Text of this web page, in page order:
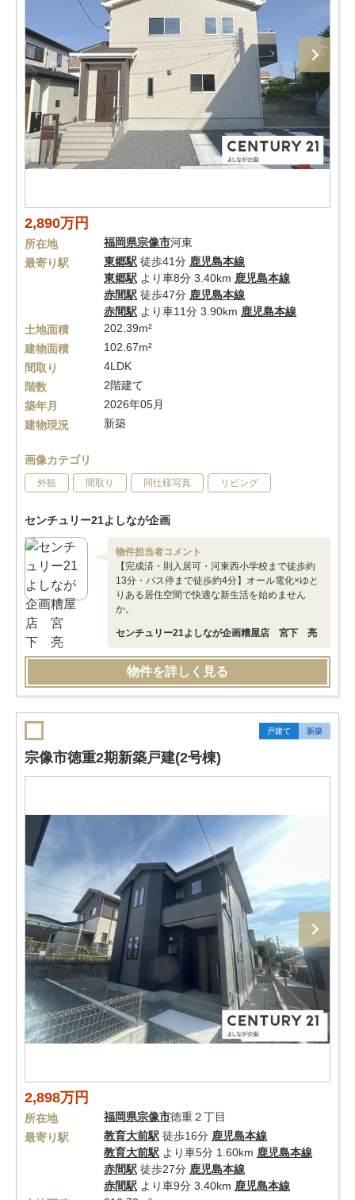
2,890万円
所在地 福岡県宗像市河東
最寄り駅
東郷駅 徒歩41分 鹿児島本線
東郷駅 より車8分 3.40km 鹿児島本線
赤間駅 徒歩47分 鹿児島本線
赤間駅 より車11分 3.90km 鹿児島本線
土地面積
202.39m²
建物面積
102.67m²
間取り
4LDK
階数
2階建て
築年月
2026年05月
建物現況
新築
画像カテゴリ
外観 間取り 同仕様写真 リビング
センチュリー21よしなが企画
物件担当者コメント
【完成済・則入居可・河東西小学校まで徒歩約
13分・バス停まで徒歩約4分】オール電化×ゆと
りある居住空間で快適な新生活を始めません
か。
センチュリー21よしなが企画糟屋店 宮下 亮
物件を詳しく見る
戸建て 新築
宗像市徳重2期新築戸建(2号棟)
2,898万円
所在地 福岡県宗像市徳重２丁目
最寄り駅
教育大前駅 徒歩16分 鹿児島本線
教育大前駅 より車5分 1.60km 鹿児島本線
赤間駅 徒歩27分 鹿児島本線
赤間駅 より車9分 3.40km 鹿児島本線